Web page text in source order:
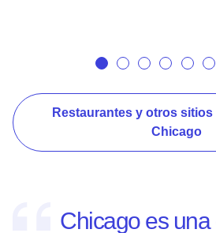
Restaurantes y otros sitios
Chicago
Chicago es